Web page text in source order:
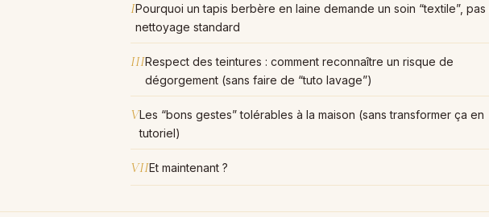
IPourquoi un tapis berbère en laine demande un soin “textile”, pas
nettoyage standard
IIIRespect des teintures : comment reconnaître un risque de
dégorgement (sans faire de “tuto lavage”)
VLes “bons gestes” tolérables à la maison (sans transformer ça en
tutoriel)
VIIEt maintenant ?